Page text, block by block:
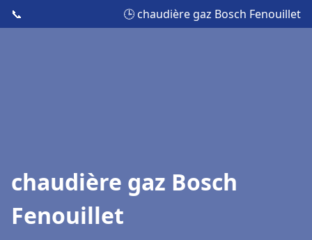
📞 🕒 chaudière gaz Bosch Fenouillet
chaudière gaz Bosch
Fenouillet